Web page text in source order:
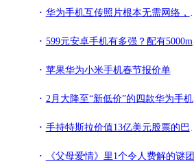
华为手机互传照片根本无需网络，点开自带Huawei Share又快又省钱
599元安卓手机有多强？配有5000mAh电池，支持18W快充
苹果华为小米手机春节报价单
2月大降至“新低价”的四款华为手机，你更看好其中的哪一款？
手持特斯拉价值13亿美元股票的巴恩·巴伦：一股也不卖
《父母爱情》里1个令人费解的谜团，也许只有这样才真实